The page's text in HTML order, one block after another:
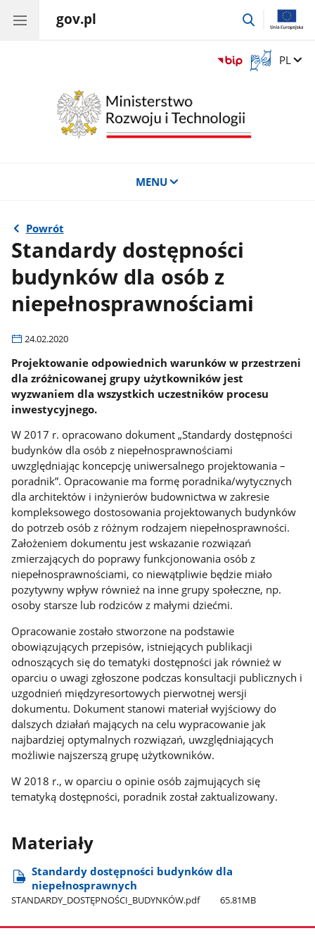
gov.pl
przejdź
Otwórz
okno
migowego
Zmień
PL
MENU
Powrót
Standardy dostępności
budynków dla osób z
niepełnosprawnościami
24.02.2020
Projektowanie odpowiednich warunków w przestrzeni
dla zróżnicowanej grupy użytkowników jest
wyzwaniem dla wszystkich uczestników procesu
inwestycyjnego.
W 2017 r. opracowano dokument „Standardy dostępności
budynków dla osób z niepełnosprawnościami
uwzględniając koncepcję uniwersalnego projektowania –
poradnik”. Opracowanie ma formę poradnika/wytycznych
dla architektów i inżynierów budownictwa w zakresie
kompleksowego dostosowania projektowanych budynków
do potrzeb osób z różnym rodzajem niepełnosprawności.
Założeniem dokumentu jest wskazanie rozwiązań
zmierzających do poprawy funkcjonowania osób z
niepełnosprawnościami, co niewątpliwie będzie miało
pozytywny wpływ również na inne grupy społeczne, np.
osoby starsze lub rodziców z małymi dziećmi.
Opracowanie zostało stworzone na podstawie
obowiązujących przepisów, istniejących publikacji
odnoszących się do tematyki dostępności jak również w
oparciu o uwagi zgłoszone podczas konsultacji publicznych i
uzgodnień międzyresortowych pierwotnej wersji
dokumentu. Dokument stanowi materiał wyjściowy do
dalszych działań mających na celu wypracowanie jak
najbardziej optymalnych rozwiązań, uwzględniających
możliwie najszerszą grupę użytkowników.
W 2018 r., w oparciu o opinie osób zajmujących się
tematyką dostępności, poradnik został zaktualizowany.
Materiały
Standardy dostępności budynków dla
niepełnosprawnych
STANDARDY​_DOSTĘPNOŚCI​_BUDYNKÓW.pdf 65.81MB